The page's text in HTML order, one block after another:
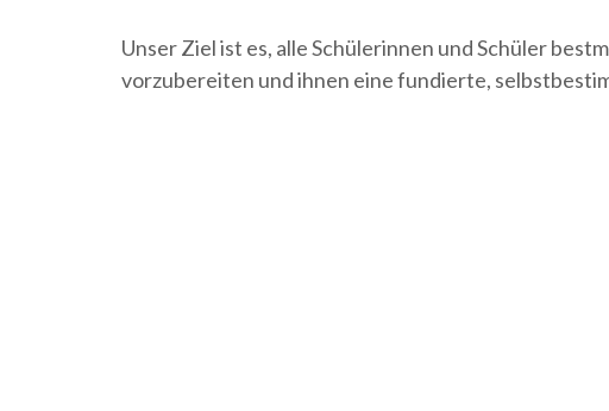
Unser Ziel ist es, alle Schülerinnen und Schüler
vorzubereiten und ihnen eine fundierte,